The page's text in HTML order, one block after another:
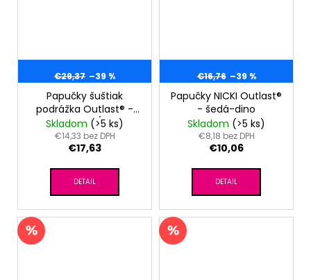
€29,37 –39 %
Papučky šuštiak
podrážka Outlast® -
šedý melír/pruh
bieločierny
Skladom (>5 ks)
€14,33 bez DPH
€17,63
DETAIL
€16,76 –39 %
Papučky NICKI Outlast®
- šedá-dino
Skladom (>5 ks)
€8,18 bez DPH
€10,06
DETAIL